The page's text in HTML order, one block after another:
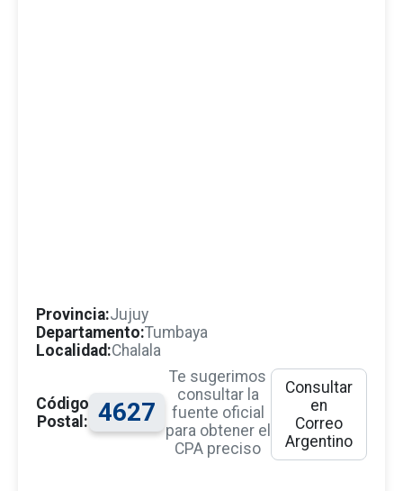
Provincia:Jujuy
Departamento:Tumbaya
Localidad:Chalala
Código
Postal: 4627
Te sugerimos
consultar la
fuente oficial
para obtener el
CPA preciso
Consultar
en
Correo
Argentino